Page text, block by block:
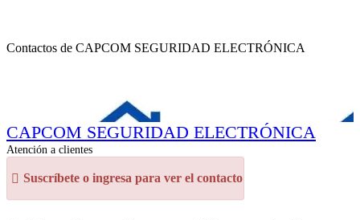
Contactos de CAPCOM SEGURIDAD ELECTRÓNICA
CAPCOM SEGURIDAD ELECTRÓNICA
Atención a clientes
Suscríbete o ingresa para ver el contacto